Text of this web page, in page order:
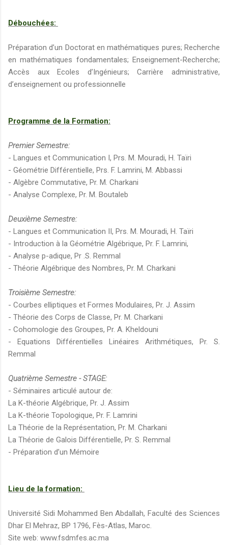
Débouchées:
Préparation d’un Doctorat en mathématiques pures; Recherche
en mathématiques fondamentales; Enseignement-Recherche;
Accès aux Ecoles d’Ingénieurs; Carrière administrative,
d’enseignement ou professionnelle
Programme de la Formation:
Premier Semestre:
- Langues et Communication I, Prs. M. Mouradi, H. Taïri
- Géométrie Différentielle, Prs. F. Lamrini, M. Abbassi
- Algèbre Commutative, Pr. M. Charkani
- Analyse Complexe, Pr. M. Boutaleb
Deuxième Semestre:
- Langues et Communication II, Prs. M. Mouradi, H. Taïri
- Introduction à la Géométrie Algébrique, Pr. F. Lamrini,
- Analyse p-adique, Pr .S. Remmal
- Théorie Algébrique des Nombres, Pr. M. Charkani
Troisième Semestre:
- Courbes elliptiques et Formes Modulaires, Pr. J. Assim
- Théorie des Corps de Classe, Pr. M. Charkani
- Cohomologie des Groupes, Pr. A. Kheldouni
- Equations Différentielles Linéaires Arithmétiques, Pr. S.
Remmal
Quatrième Semestre - STAGE:
- Séminaires articulé autour de:
La K-théorie Algébrique, Pr. J. Assim
La K-théorie Topologique, Pr. F. Lamrini
La Théorie de la Représentation, Pr. M. Charkani
La Théorie de Galois Différentielle, Pr. S. Remmal
- Préparation d’un Mémoire
Lieu de la formation:
Université Sidi Mohammed Ben Abdallah, Faculté des Sciences
Dhar El Mehraz, BP 1796, Fès-Atlas, Maroc.
Site web: www.fsdmfes.ac.ma